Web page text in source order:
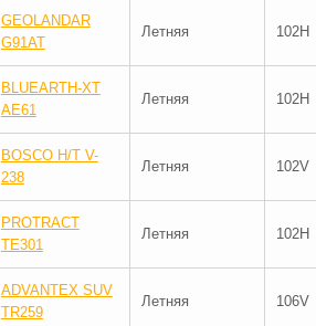
GEOLANDAR
G91AT
Летняя 102H
BLUEARTH-XT
AE61
Летняя 102H
BOSCO H/T V-
238
Летняя 102V
PROTRACT
TE301
Летняя 102H
ADVANTEX SUV
TR259
Летняя 106V